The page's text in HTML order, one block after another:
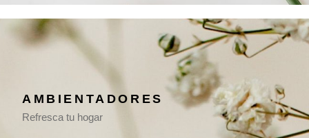
AMBIENTADORES
Refresca tu hogar